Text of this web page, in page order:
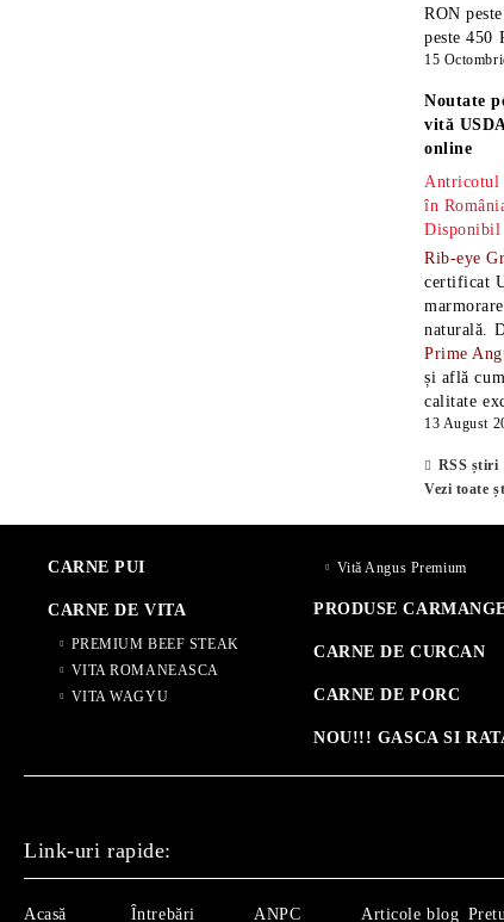
RON
peste 450
15
Noutate
vită
online
Antricotul
în
Disponibil
Rib-eye
certificat
naturală.
Prime
și află
calitate
13 August
RSS știri
Vezi toate
CARNE PUI
CARNE DE VITA
PREMIUM BEEF STEAK
VITA ROMANEASCA
VITA WAGYU
Vită Angus Premium
PRODUSE
CARNE DE CURCAN
CARNE DE PORC
NOU!!! GASCA SI
Link-uri rapide:
Acasă Întrebări ANPC Articole blog